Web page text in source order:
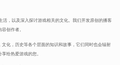
，以及深入探讨游戏相关的文化。我们开发原创的播客
创作者。
化，历史等各个层面的知识和故事，它们同时也会辐射
给热爱游戏的您。